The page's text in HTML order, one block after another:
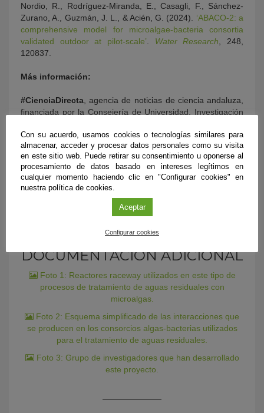
Nordio, R., Rodríguez-Miranda, E., Casagli, F., Sánchez-
Zurano, A., Guzmán, J. L., & Acién, G. (2024). ‘ABACO-2: a
comprehensive model for microalgae-bacteria consortia
validated outdoor at pilot-scale’
Water Research , 248,
120837.
Más información:
#CienciaDirecta , agencia de noticias de ciencia andaluza,
financiada por la Consejería de Universidad, Investigación
de la Fundación Española para la Ciencia y la Tecnología-
Ministerio de Ciencia e Innovación.
Teléfono: 663 920 093
E-mail:comunicacion@fundaciondescubre.es
DOCUMENTACIÓN ADICIONAL
Foto 1: Reactores raceway utilizados en este tipo de
procesos de tratamiento de aguas residuales con
microalgas.
Foto 2: Esquema simplificado de las interacciones que
se producen en los consorcios algas-bacterias utilizados
para el tratamiento de aguas residuales.
Foto 3: Grupo de investigadores que han desarrollado
este proyecto.
Con su acuerdo, usamos cookies o tecnologías similares para
almacenar, acceder y procesar datos personales como su visita
en este sitio web. Puede retirar su consentimiento u oponerse al
procesamiento de datos basado en intereses legítimos en
cualquier momento haciendo clic en "Configurar cookies" en
nuestra política de cookies.
Aceptar
Configurar cookies